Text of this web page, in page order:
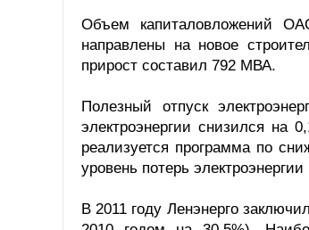
Объем капиталовложений
направлены на новое
прирост составил 792 МВА.
Полезный отпуск
электроэнергии снизился на
реализуется программа по
уровень потерь
В 2011 году Ленэнерго